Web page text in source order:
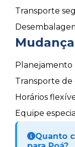
Transporte
Planejamento
Transporte de
Horários
Equipe
Quanto